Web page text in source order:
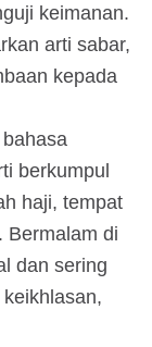
keimanan.
arti sabar,
kepada
berkumpul
haji, tempat
Bermalam di
dan sering